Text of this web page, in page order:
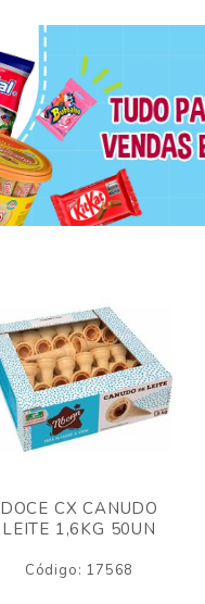
DOCE CX CANUDO
LEITE 1,6KG 50UN
Código: 17568